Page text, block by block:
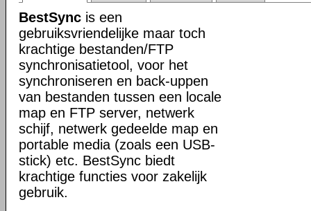
BestSync is een
gebruiksvriendelijke maar toch
krachtige bestanden/FTP
synchronisatietool, voor het
synchroniseren en back-uppen
van bestanden tussen een locale
map en FTP server, netwerk
schijf, netwerk gedeelde map en
portable media (zoals een USB-
stick) etc. BestSync biedt
krachtige functies voor zakelijk
gebruik.